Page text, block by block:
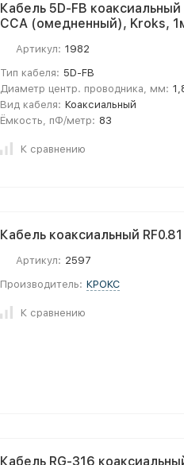
Кабель 5D-FB
CCA (омедненный), Kroks,
Артикул: 1982
Тип кабеля: 5D-FB
Диаметр центр. проводника, мм:
Вид кабеля: Коаксиальный
Ёмкость, пФ/метр: 83
К сравнению
Кабель коаксиальный RF0.81
Артикул: 2597
Производитель: КРОКС
К сравнению
Кабель RG-316